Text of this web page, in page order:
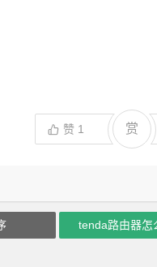
赞 1 赏
tenda路由器怎